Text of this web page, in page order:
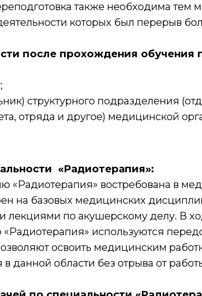
также необходима тем
которых был перерыв
после прохождения обучения
структурного подразделения
отряда и другое) медицинской
«Радиотерапия»:
«Радиотерапия» востребована в
на базовых медицинских
лекциями по акушерскому делу. В
используются
освоить медицинским
данной области без отрыва от